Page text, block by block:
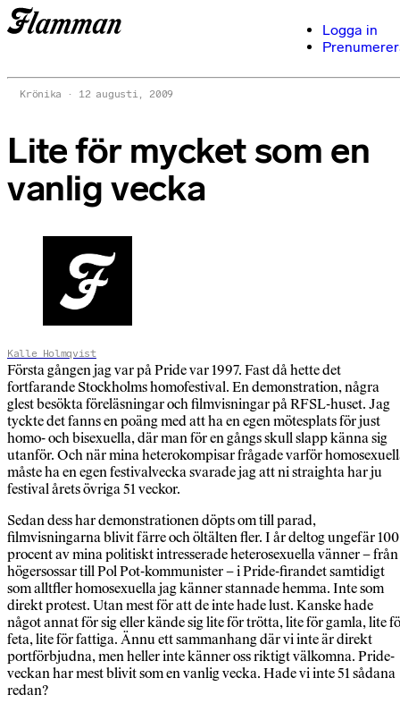
Logga in
Krönika 12 augusti, 2009
Lite för mycket som en
vanlig vecka
Kalle Holmqvist
Första gången jag var på Pride var 1997. Fast då hette det
fortfarande Stockholms homofestival. En demonstration, några
glest besökta föreläsningar och filmvisningar på RFSL-huset. Jag
tyckte det fanns en poäng med att ha en egen mötesplats för just
homo- och bisexuella, där man för en gångs skull slapp känna sig
utanför. Och när mina heterokompisar frågade varför
måste ha en egen festivalvecka svarade jag att ni straighta har ju
festival årets övriga 51 veckor.
Sedan dess har demonstrationen döpts om till parad,
filmvisningarna blivit färre och öltälten fler. I år deltog ungefär 100
procent av mina politiskt intresserade heterosexuella vänner – från
högersossar till Pol Pot-kommunister – i Pride-firandet samtidigt
som alltfler homosexuella jag känner stannade hemma. Inte som
direkt protest. Utan mest för att de inte hade lust. Kanske hade
något annat för sig eller kände sig lite för trötta, lite för gamla, lite
feta, lite för fattiga. Ännu ett sammanhang där vi inte är direkt
portförbjudna, men heller inte känner oss riktigt välkomna. Pride-
veckan har mest blivit som en vanlig vecka. Hade vi inte 51 sådana
redan?